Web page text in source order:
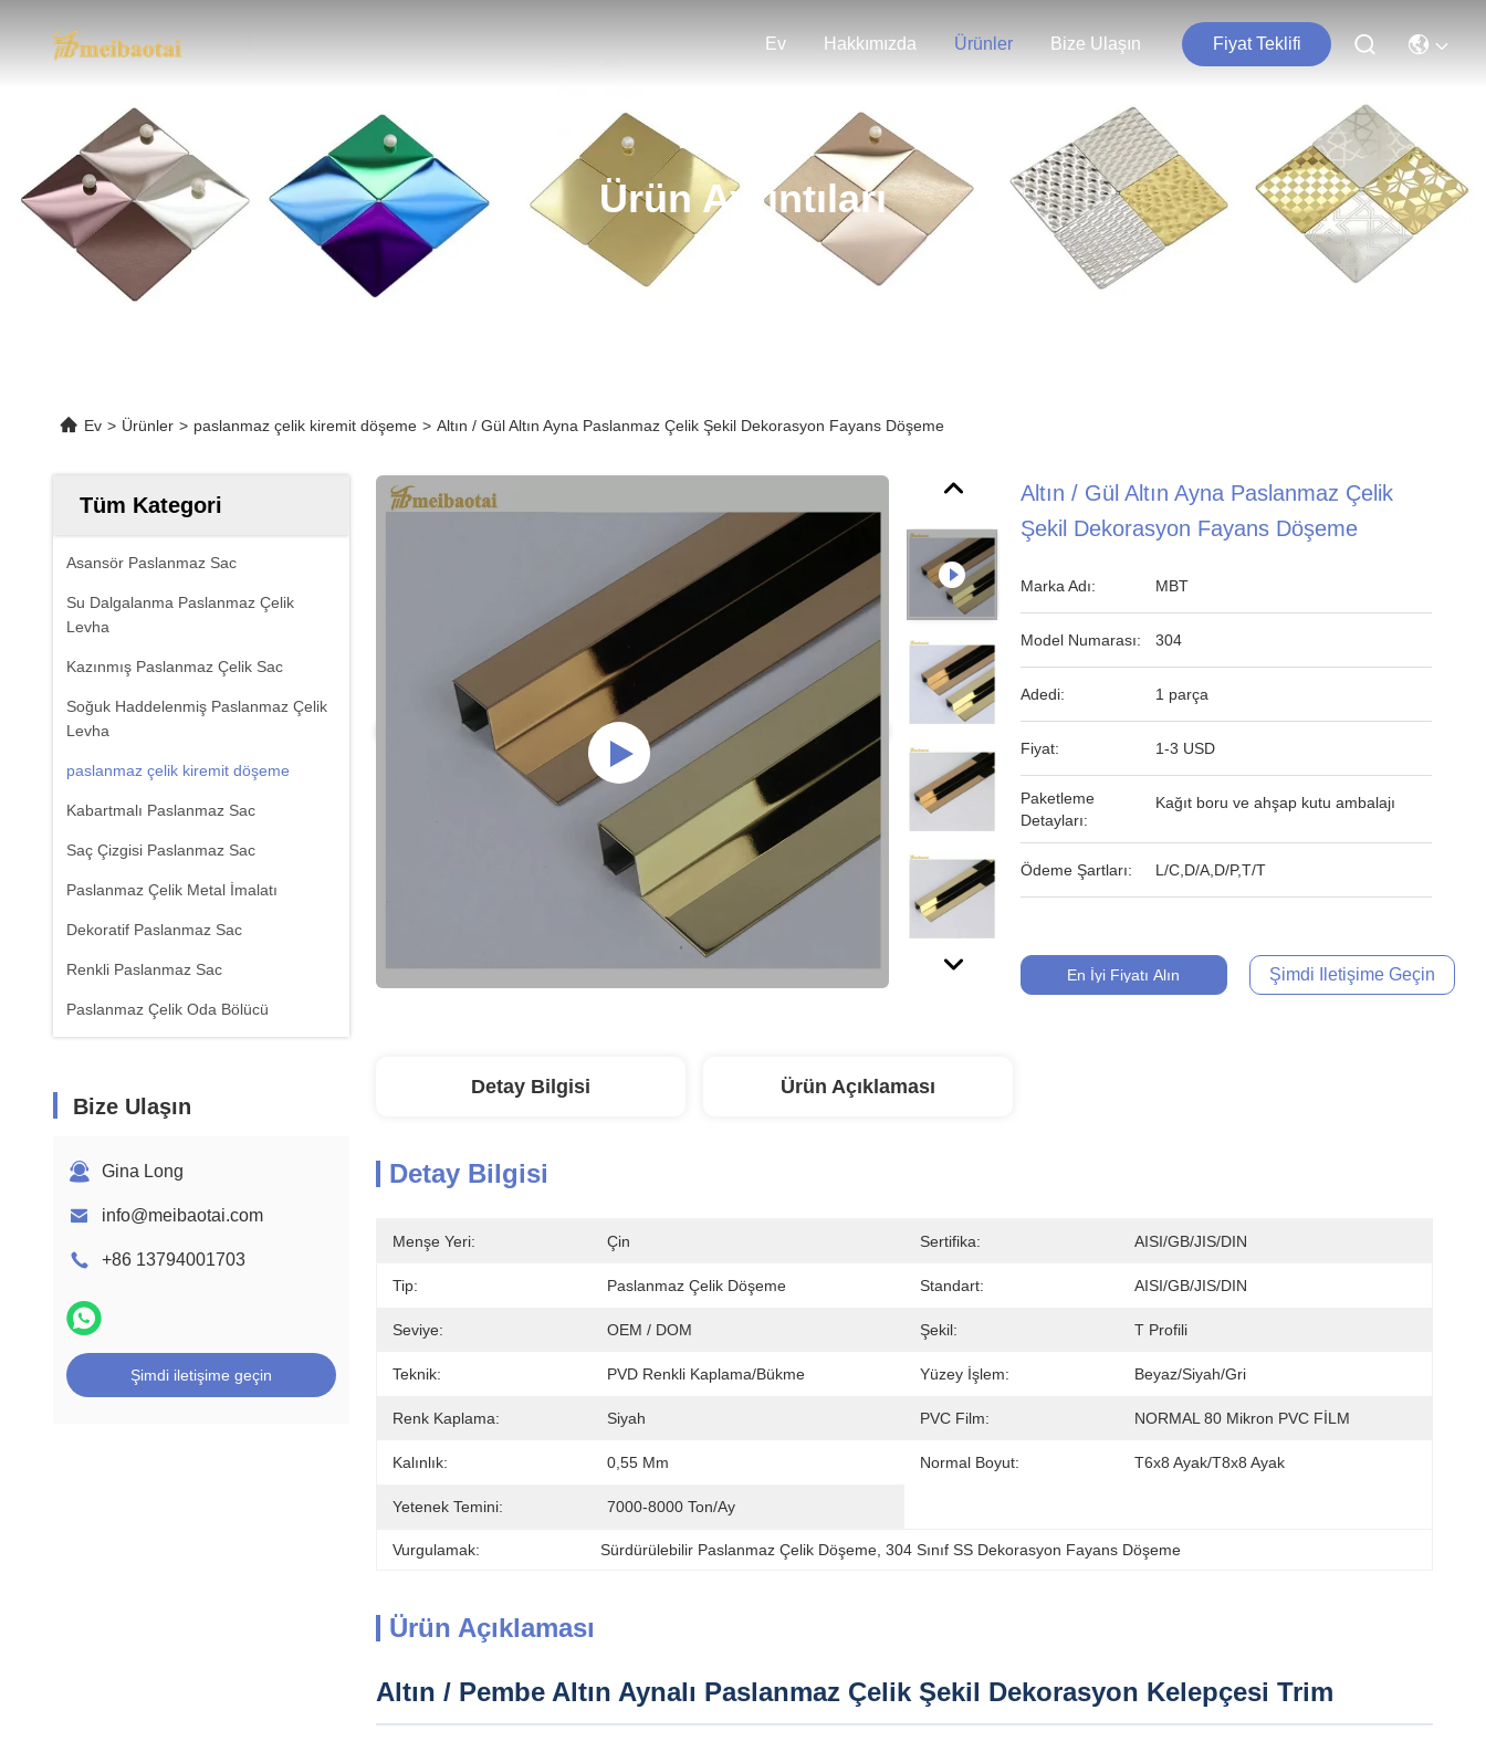
Ev Hakkımızda Ürünler Bize Ulaşın Fiyat Teklifi
Ürün Ayrıntıları
Ev > Ürünler > paslanmaz çelik kiremit döşeme > Altın / Gül Altın Ayna Paslanmaz Çelik Şekil Dekorasyon Fayans Döşeme
Tüm Kategori
Asansör Paslanmaz Sac
Su Dalgalanma Paslanmaz Çelik
Levha
Kazınmış Paslanmaz Çelik Sac
Soğuk Haddelenmiş Paslanmaz Çelik
Levha
paslanmaz çelik kiremit döşeme
Kabartmalı Paslanmaz Sac
Saç Çizgisi Paslanmaz Sac
Paslanmaz Çelik Metal İmalatı
Dekoratif Paslanmaz Sac
Renkli Paslanmaz Sac
Paslanmaz Çelik Oda Bölücü
Bize Ulaşın
Gina Long
info@meibaotai.com
+86 13794001703
Şimdi iletişime geçin
Altın / Gül Altın Ayna Paslanmaz Çelik
Şekil Dekorasyon Fayans Döşeme
Marka Adı: MBT
Model Numarası: 304
Adedi: 1 parça
Fiyat: 1-3 USD
Paketleme
Detayları:
Kağıt boru ve ahşap kutu ambalajı
Ödeme Şartları: L/C,D/A,D/P,T/T
En İyi Fiyatı Alın Şimdi Iletişime Geçin
Detay Bilgisi Ürün Açıklaması
Detay Bilgisi
Menşe Yeri: Çin Sertifika: AISI/GB/JIS/DIN
Tip: Paslanmaz Çelik Döşeme Standart: AISI/GB/JIS/DIN
Seviye: OEM / DOM Şekil: T Profili
Teknik: PVD Renkli Kaplama/Bükme Yüzey İşlem: Beyaz/Siyah/Gri
Renk Kaplama: Siyah PVC Film: NORMAL 80 Mikron PVC FİLM
Kalınlık: 0,55 Mm Normal Boyut: T6x8 Ayak/T8x8 Ayak
Yetenek Temini: 7000-8000 Ton/ay
Vurgulamak: Sürdürülebilir Paslanmaz Çelik Döşeme , 304 Sınıf SS Dekorasyon Fayans Döşeme
Ürün Açıklaması
Altın / Pembe Altın Aynalı Paslanmaz Çelik Şekil Dekorasyon Kelepçesi Trim